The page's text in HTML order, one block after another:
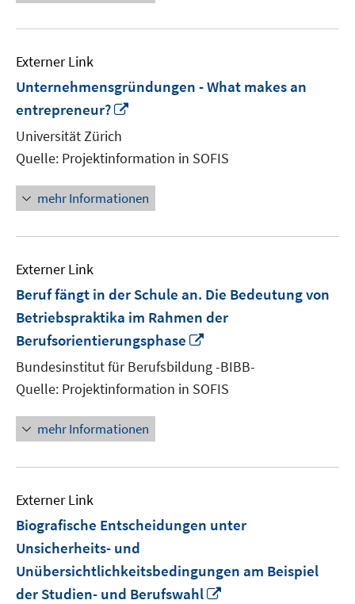
Externer Link
Unternehmensgründungen - What makes an
entrepreneur?
öffnen
Universität Zürich
Quelle: Projektinformation in SOFIS
mehr Informationen
Externer Link
Beruf fängt in der Schule an. Die Bedeutung von
Betriebspraktika im Rahmen der
Berufsorientierungsphase
Fenster
öffnen
Bundesinstitut für Berufsbildung -BIBB-
Quelle: Projektinformation in SOFIS
mehr Informationen
Externer Link
Biografische Entscheidungen unter
Unsicherheits- und
Unübersichtlichkeitsbedingungen am Beispiel
der Studien- und Berufswahl